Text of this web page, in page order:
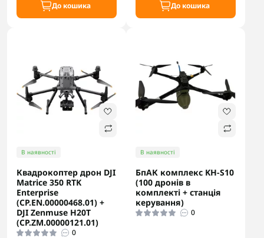
До кошика До кошика
В наявності
Квадрокоптер дрон DJI
Matrice 350 RTK
Enterprise
(CP.EN.00000468.01) +
DJI Zenmuse H20T
(CP.ZM.00000121.01)
0
В наявності
БпАК комплекс KH-S10
(100 дронів в
комплекті + станція
керування)
0